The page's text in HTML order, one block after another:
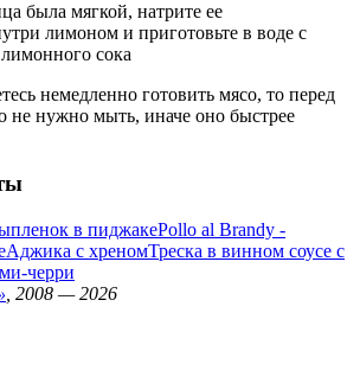
была мягкой, натрите ее
лимоном и приготовьте в воде с
сока
немедленно готовить мясо, то перед
не нужно мыть, иначе оно быстрее
в пиджакеPollo al Brandy -
Аджика с хреномТреска в винном соусе с
черри
, 2008 — 2026